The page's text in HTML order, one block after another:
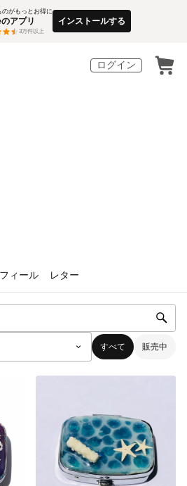
のがもっとお得に
アプリ
3万件以上
インストールする
ログイン
ィール レター
すべて 販売中